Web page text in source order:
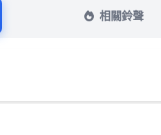
相關鈴聲